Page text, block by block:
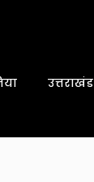
उत्तराखंड